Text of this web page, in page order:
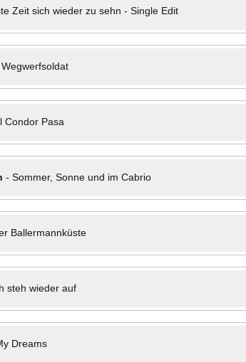
Zeit sich wieder zu sehn - Single Edit
Wegwerfsoldat
Condor Pasa
- Sommer, Sonne und im Cabrio
Ballermannküste
steh wieder auf
Dreams